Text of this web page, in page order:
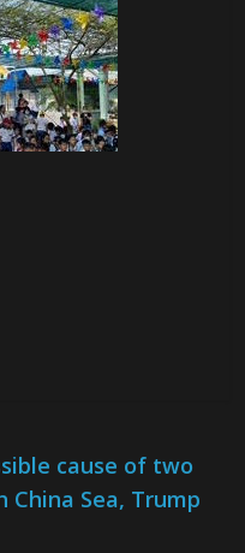
cause of two
China Sea, Trump